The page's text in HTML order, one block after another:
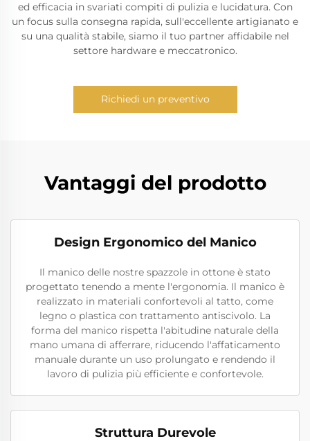
ed efficacia in svariati compiti di pulizia e lucidatura. Con
un focus sulla consegna rapida, sull'eccellente artigianato e
su una qualità stabile, siamo il tuo partner affidabile nel
settore hardware e meccatronico.
Richiedi un preventivo
Vantaggi del prodotto
Design Ergonomico del Manico
Il manico delle nostre spazzole in ottone è stato
progettato tenendo a mente l'ergonomia. Il manico è
realizzato in materiali confortevoli al tatto, come
legno o plastica con trattamento antiscivolo. La
forma del manico rispetta l'abitudine naturale della
mano umana di afferrare, riducendo l'affaticamento
manuale durante un uso prolungato e rendendo il
lavoro di pulizia più efficiente e confortevole.
Struttura Durevole